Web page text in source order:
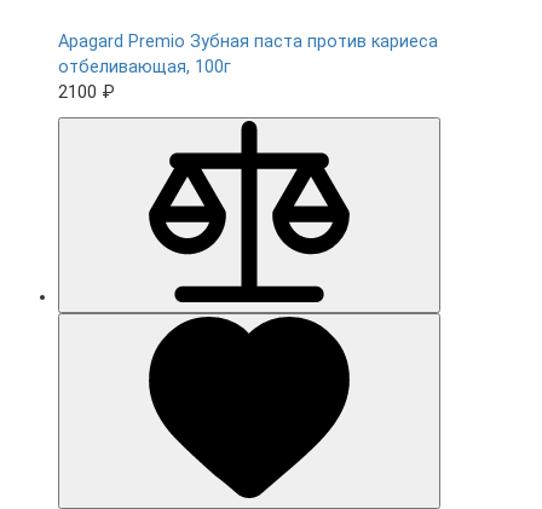
Apagard Premio Зубная паста против кариеса
отбеливающая, 100г
2100 ₽